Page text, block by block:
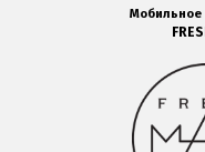
Мобильное